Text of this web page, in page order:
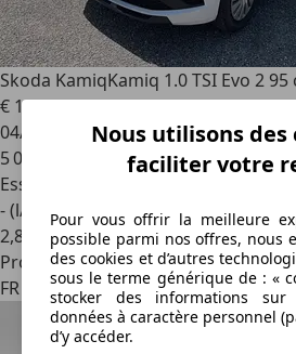
Skoda KamiqKamiq 1.0 TSI Evo 2 95
€ 19 630
04/2026
5 000 km
Essence
- (l/100 km)
2,8
Professionnel
FR 55000Fains-veel
Nous utilisons des
faciliter votre
Pour vous offrir la meilleure
possible parmi nos offres, nous
des cookies et d’autres
sous le terme générique de : «
stocker des informations
données à caractère personnel
d’y accéder.